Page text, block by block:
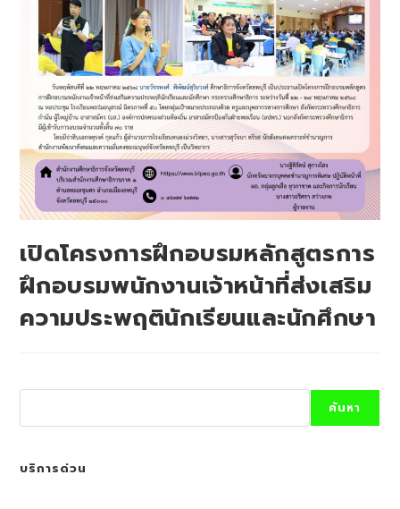
เปิดโครงการฝึกอบรมหลักสูตรการ
ฝึกอบรมพนักงานเจ้าหน้าที่ส่งเสริม
ความประพฤตินักเรียนและนักศึกษา
ค้นหา
บริการด่วน